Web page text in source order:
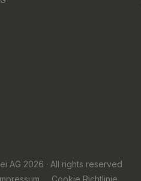
AG 2026 · All rights reserved
Cookie Richtlinie